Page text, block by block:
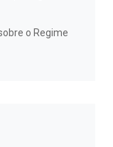
o Regime